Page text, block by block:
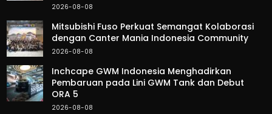
2026-08-08
Mitsubishi Fuso Perkuat Semangat Kolaborasi
dengan Canter Mania Indonesia Community
2026-08-08
Inchcape GWM Indonesia Menghadirkan
Pembaruan pada Lini GWM Tank dan Debut
ORA 5
2026-08-08